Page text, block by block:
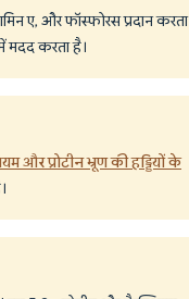
ए, और फॉस्फोरस प्रदान करता
मदद करता है।
और प्रोटीन भ्रूण की हड्डियों के